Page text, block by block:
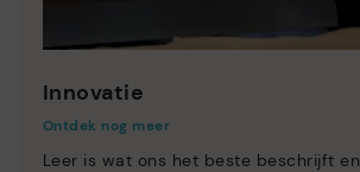
Innovatie
Ontdek nog meer
Leer is wat ons het beste beschrijft en